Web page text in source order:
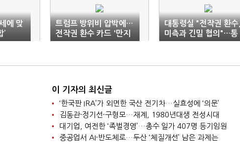
에 맞
’
트럼프 방위비 압박에…
전작권 환수 카드 '만지
작'
대통령실 "전작권 환수
미측과 긴밀 협의"…통
상·안보 '패키지딜'
이 기자의 최신글
‘한국판 IRA’가 외면한 국산 전기차…실효성에 ‘의문’
김동관·정기선·구형모…재계, 1980년대생 전성시대
대기업, 여전한 ‘족벌경영’…총수 일가 407명 등기임원
중공업서 AI·반도체로…두산 ‘체질개선’ 남은 과제는